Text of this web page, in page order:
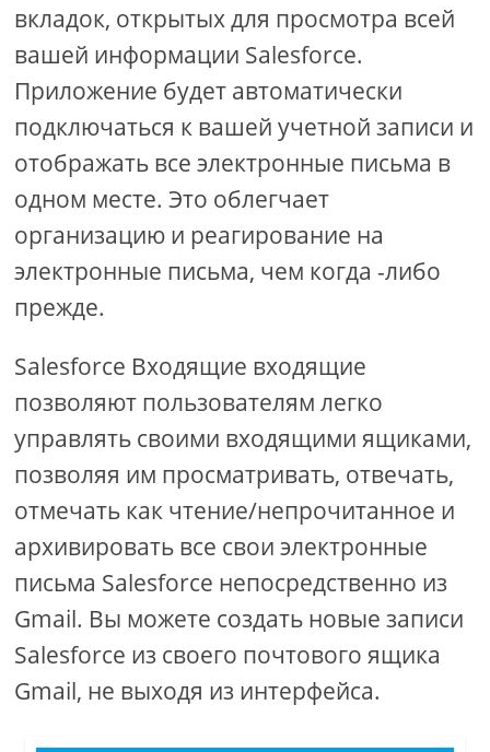
вкладок, открытых для просмотра всей
вашей информации Salesforce.
Приложение будет автоматически
подключаться к вашей учетной записи и
отображать все электронные письма в
одном месте. Это облегчает
организацию и реагирование на
электронные письма, чем когда -либо
прежде.
Salesforce Входящие входящие
позволяют пользователям легко
управлять своими входящими ящиками,
позволяя им просматривать, отвечать,
отмечать как чтение/непрочитанное и
архивировать все свои электронные
письма Salesforce непосредственно из
Gmail. Вы можете создать новые записи
Salesforce из своего почтового ящика
Gmail, не выходя из интерфейса.